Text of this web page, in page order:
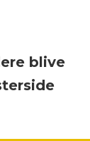
blive